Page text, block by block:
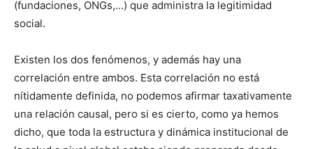
(fundaciones, ONGs,…) que administra la legitimidad
social.
Existen los dos fenómenos, y además hay una
correlación entre ambos. Esta correlación no está
nítidamente definida, no podemos afirmar taxativamente
una relación causal, pero si es cierto, como ya hemos
dicho, que toda la estructura y dinámica institucional de